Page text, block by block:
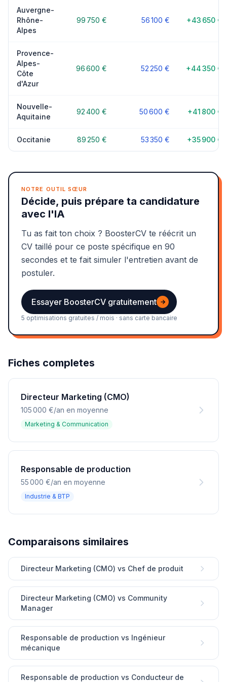
Auvergne-
Rhône-
Alpes
99 750 € 56 100 € +43 650 €
Provence-
Alpes-
Côte
d'Azur
96 600 € 52 250 € +44 350 €
Nouvelle-
Aquitaine
92 400 € 50 600 € +41 800 €
Occitanie 89 250 € 53 350 € +35 900 €
NOTRE OUTIL SŒUR
Décide, puis prépare ta candidature
avec l'IA
Tu as fait ton choix ? BoosterCV te réécrit un
CV taillé pour ce poste spécifique en 90
secondes et te fait simuler l'entretien avant de
postuler.
Essayer BoosterCV gratuitement →
5 optimisations gratuites / mois · sans carte bancaire
Fiches completes
Directeur Marketing (CMO)
105 000 €/an en moyenne
Marketing & Communication
Responsable de production
55 000 €/an en moyenne
Industrie & BTP
Comparaisons similaires
Directeur Marketing (CMO) vs Chef de produit
Directeur Marketing (CMO) vs Community
Manager
Responsable de production vs Ingénieur
mécanique
Responsable de production vs Conducteur de